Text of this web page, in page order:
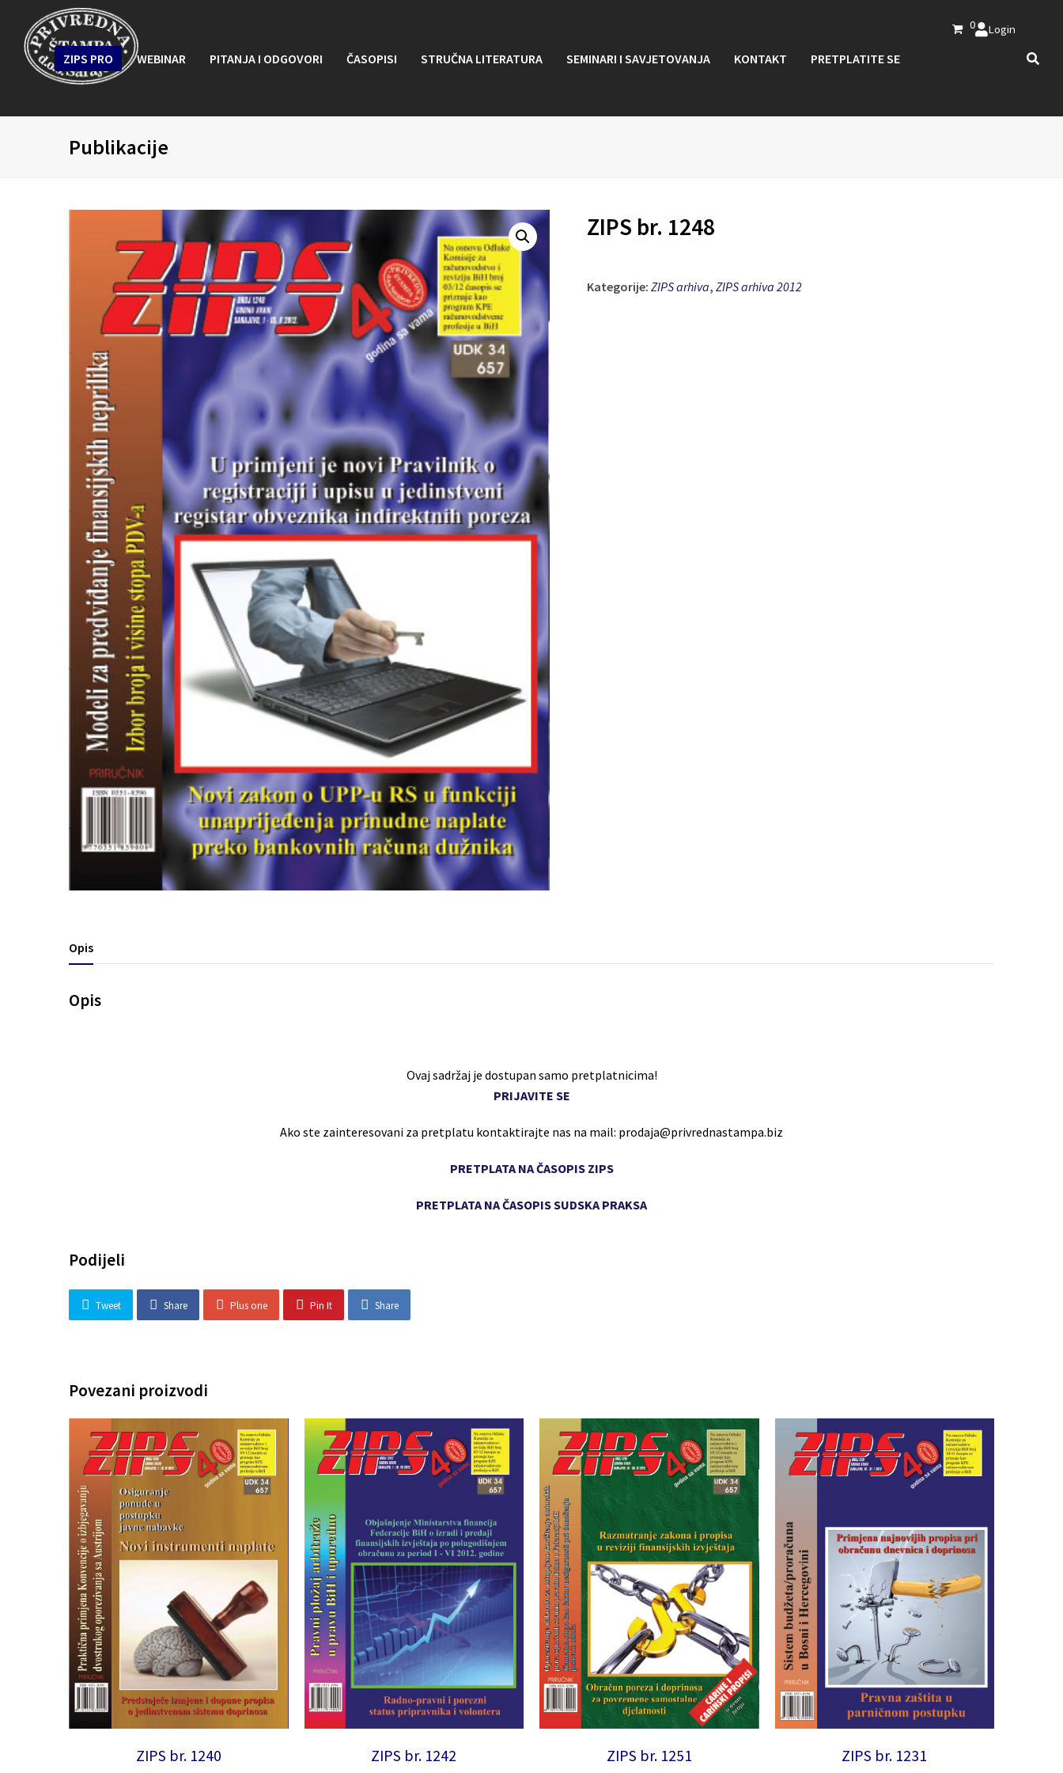
0 Login
ZIPS PRO WEBINAR PITANJA I ODGOVORI ČASOPISI STRUČNA LITERATURA SEMINARI I SAVJETOVANJA KONTAKT PRETPLATITE SE
Publikacije
ZIPS br. 1248
Kategorije:ZIPS arhiva,ZIPS arhiva 2012
Opis
Opis
Ovaj sadržaj je dostupan samo pretplatnicima!
PRIJAVITE SE
Ako ste zainteresovani za pretplatu kontaktirajte nas na mail: prodaja@privrednastampa.biz
PRETPLATA NA ČASOPIS ZIPS
PRETPLATA NA ČASOPIS SUDSKA PRAKSA
Podijeli
Tweet Share Plus one Pin It Share
Povezani proizvodi
ZIPS br. 1240 ZIPS br. 1242 ZIPS br. 1251 ZIPS br. 1231